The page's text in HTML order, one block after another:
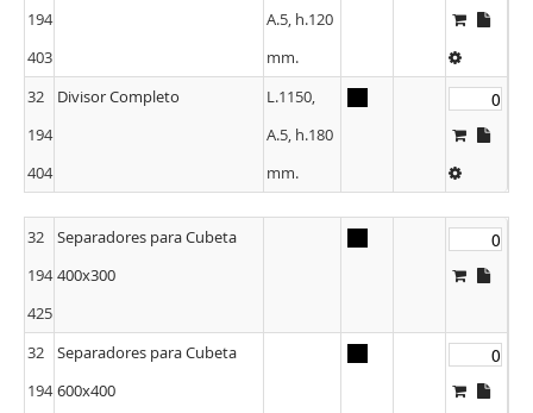
194
403
A.5, h.120
mm.
32
194
404
Divisor Completo
L.1150,
A.5, h.180
mm.
32
194
425
Separadores para Cubeta
400x300
32
194
Separadores para Cubeta
600x400